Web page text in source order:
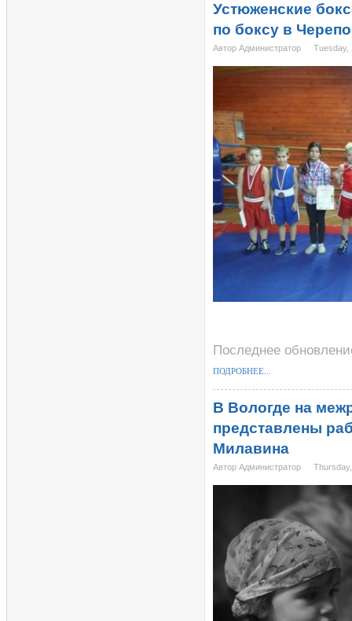
Устюженские
по боксу в
Автор Администратор Tuesday,
Последнее
ПОДРОБНЕЕ...
В Вологде на
представлены
Милавина
Автор Администратор